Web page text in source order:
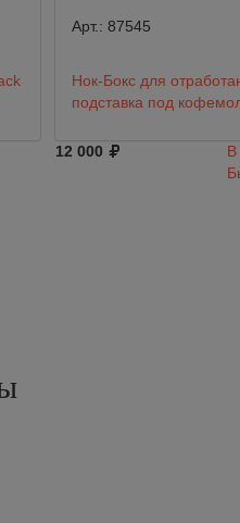
Арт.: 87545
Нок-Бокс для
подставка под
12 000
В